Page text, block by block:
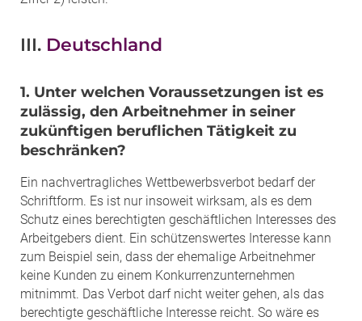
III. Deutschland
1. Unter welchen Voraussetzungen ist es
zulässig, den Arbeitnehmer in seiner
zukünftigen beruflichen Tätigkeit zu
beschränken?
Ein nachvertragliches Wettbewerbsverbot bedarf der
Schriftform. Es ist nur insoweit wirksam, als es dem
Schutz eines berechtigten geschäftlichen Interesses des
Arbeitgebers dient. Ein schützenswertes Interesse kann
zum Beispiel sein, dass der ehemalige Arbeitnehmer
keine Kunden zu einem Konkurrenzunternehmen
mitnimmt. Das Verbot darf nicht weiter gehen, als das
berechtigte geschäftliche Interesse reicht. So wäre es